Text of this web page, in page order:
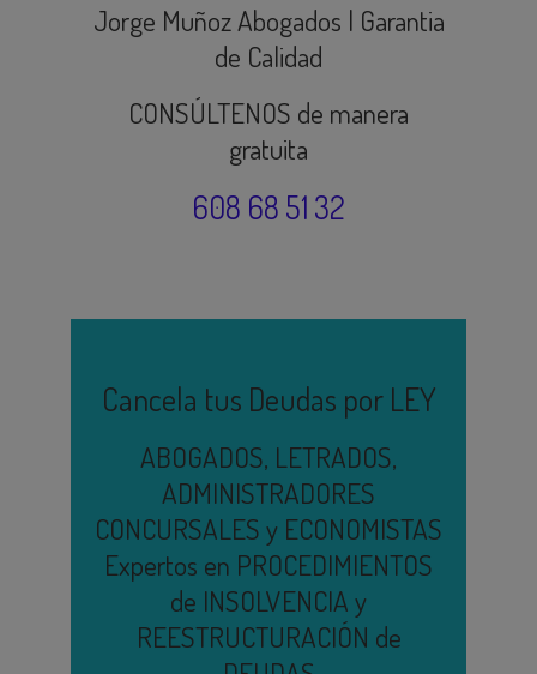
Jorge Muñoz Abogados | Garantia
de Calidad
CONSÚLTENOS de manera
gratuita
608 68 51 32
Cancela tus Deudas por LEY
ABOGADOS, LETRADOS,
ADMINISTRADORES
CONCURSALES y ECONOMISTAS
Expertos en PROCEDIMIENTOS
de INSOLVENCIA y
REESTRUCTURACIÓN de